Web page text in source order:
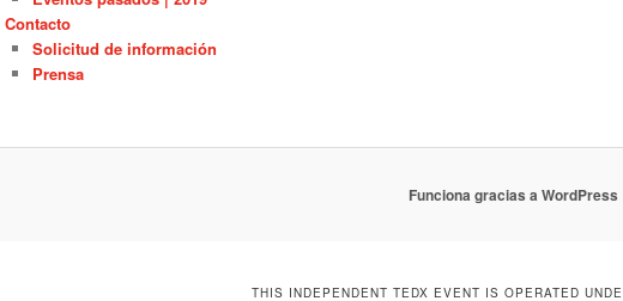
Contacto
Solicitud de información
Prensa
Funciona gracias a WordPress
THIS INDEPENDENT TEDX EVENT IS OPERATED